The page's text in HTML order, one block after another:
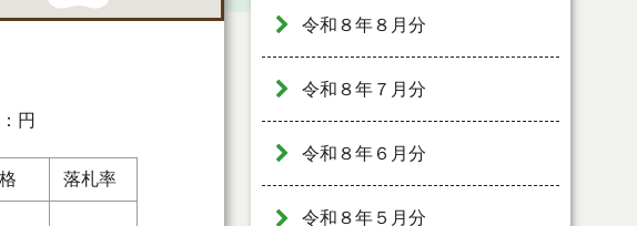
落札率
令和８年８月分
令和８年７月分
令和８年６月分
令和８年５月分